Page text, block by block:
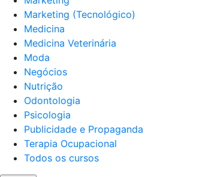
Marketing (Tecnológico)
Medicina
Medicina Veterinária
Moda
Negócios
Nutrição
Odontologia
Psicologia
Publicidade e Propaganda
Terapia Ocupacional
Todos os cursos